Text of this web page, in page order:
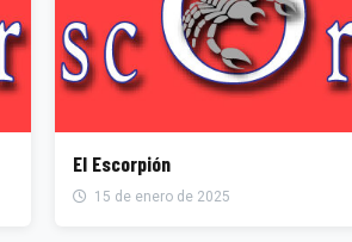
El Escorpión
15 de enero de 2025